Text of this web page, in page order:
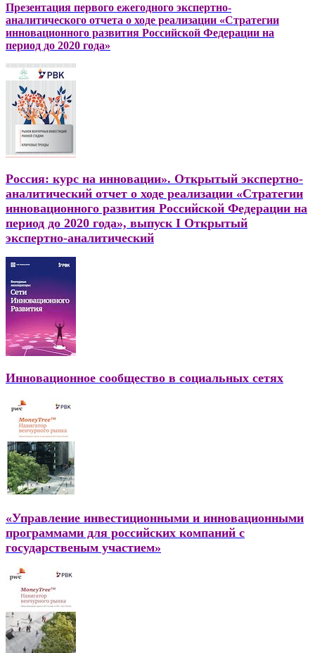
Презентация первого ежегодного экспертно-
аналитического отчета о ходе реализации «Стратегии
инновационного развития Российской Федерации на
период до 2020 года»
Россия: курс на инновации». Открытый экспертно-
аналитический отчет о ходе реализации «Стратегии
инновационного развития Российской Федерации на
период до 2020 года», выпуск I Открытый
экспертно-аналитический
Инновационное сообщество в социальных сетяx
«Управление инвестиционными и инновационными
программами для российских компаний с
государственым участием»